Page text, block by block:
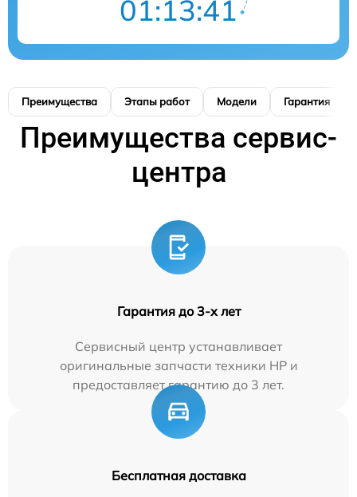
01:13:40
Преимущества Этапы работ Модели Гарантия
Преимущества сервис-
центра
Гарантия до 3-х лет
Сервисный центр устанавливает
оригинальные запчасти техники HP и
предоставляет гарантию до 3 лет.
Бесплатная доставка